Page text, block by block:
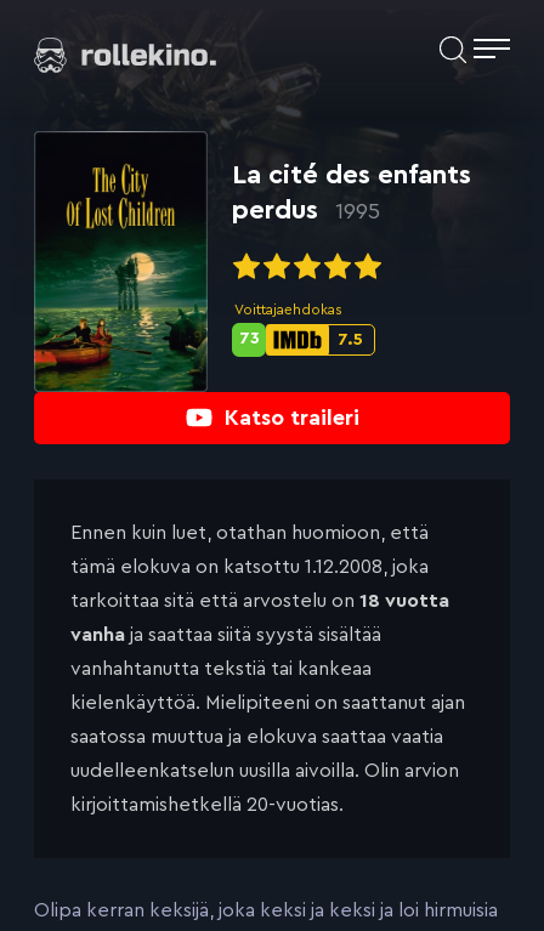
suoraan
Elokuvat ja elokuva-arviot | Rollekino.fi
Katso traileri
La cité des enfants
perdus
1995
Voittajaehdokas
IMDb-
7.5
Metascore-
73
Ennen kuin luet, otathan huomioon, että
tämä elokuva on katsottu 1.12.2008, joka
tarkoittaa sitä että arvostelu on 18 vuotta
vanha ja saattaa siitä syystä sisältää
vanhahtanutta tekstiä tai kankeaa
kielenkäyttöä. Mielipiteeni on saattanut ajan
saatossa muuttua ja elokuva saattaa vaatia
uudelleenkatselun uusilla aivoilla. Olin arvion
kirjoittamishetkellä 20-vuotias.
Olipa kerran keksijä, joka keksi ja keksi ja loi hirmuisia